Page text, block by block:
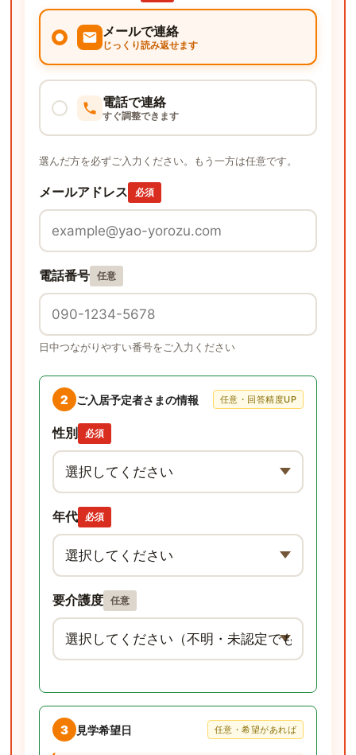
メールで連絡
じっくり読み返せます
電話で連絡
すぐ調整できます
選んだ方を必ずご入力ください。もう一方は任意です。
メールアドレス 必須
電話番号 任意
日中つながりやすい番号をご入力ください
2 ご入居予定者さまの情報 任意・回答精度UP
性別 必須
年代 必須
要介護度 任意
3 見学希望日 任意・希望があれば